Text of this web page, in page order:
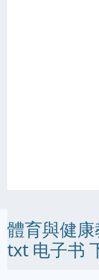
體育與健
txt 电子书